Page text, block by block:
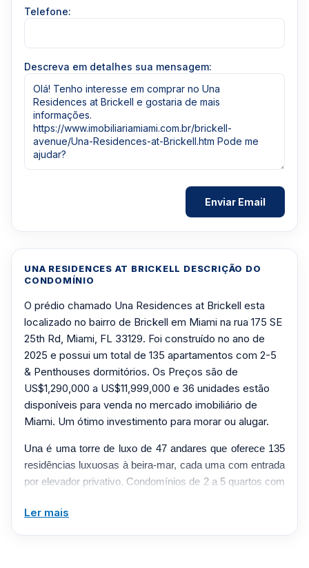
UNA RESIDENCES AT BRICKELL DESCRIÇÃO DO
CONDOMÍNIO
O prédio chamado Una Residences at Brickell esta
localizado no bairro de Brickell em Miami na rua 175 SE
25th Rd, Miami, FL 33129. Foi construído no ano de
2025 e possui um total de 135 apartamentos com 2-5
& Penthouses dormitórios. Os Preços são de
US$1,290,000 a US$11,999,000 e 36 unidades estão
disponíveis para venda no mercado imobiliário de
Miami. Um ótimo investimento para morar ou alugar.
Una é uma torre de luxo de 47 andares que oferece 135
residências luxuosas à beira-mar, cada uma com entrada
por elevador privativo. Condomínios de 2 a 5 quartos com
As comodidades incluem: 3 piscinas, spa e sala de
fitness com curadoria do grupo AMAN, marina privada,
Ler mais
Telefone:
Descreva em detalhes sua mensagem: